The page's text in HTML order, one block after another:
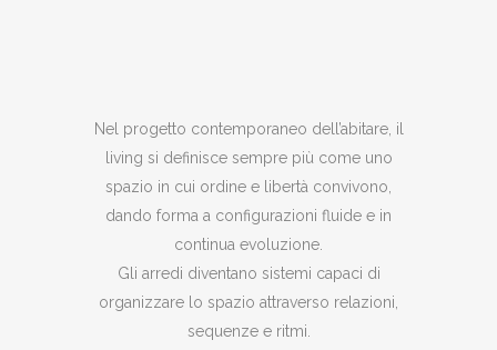
Nel progetto contemporaneo dell’abitare, il
living si definisce sempre più come uno
spazio in cui ordine e libertà convivono,
dando forma a configurazioni fluide e in
continua evoluzione.
Gli arredi diventano sistemi capaci di
organizzare lo spazio attraverso relazioni,
sequenze e ritmi.